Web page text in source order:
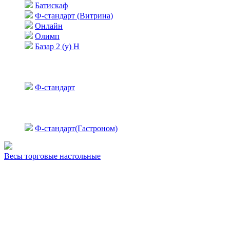
Батискаф
Ф-стандарт (Витрина)
Онлайн
Олимп
Базар 2 (у) Н
Ф-стандарт
Ф-стандарт(Гастроном)
Весы торговые настольные